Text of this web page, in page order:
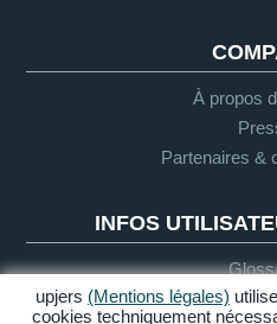
À propos
Partenaires &
INFOS
Directives
upjers (Mentions légales)
cookies techniquement